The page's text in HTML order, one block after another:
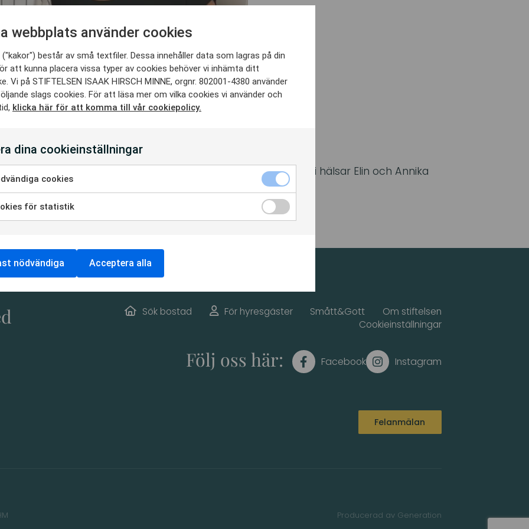
och Annika Wallinder (leg.sjukgymnast) på Stiftelsen. Vi hälsar Elin och Annika
Läs gärna artikeln i HirschNytt nr 2 2025.
Sök bostad För hyresgäster Smått&Gott
Om stiftelsen
Cookieinställningar
Följ oss här:
Felanmälan
Producerad av Generation
webbplats använder cookies
består av små textfiler. Dessa innehåller data som lagras på din
att kunna placera vissa typer av cookies behöver vi inhämta ditt
Vi på STIFTELSEN ISAAK HIRSCH MINNE, orgnr. 802001-4380 använder
slags cookies. För att läsa mer om vilka cookies vi använder och
klicka här för att komma till vår cookiepolicy.
dina cookieinställningar
cookies
för statistik
nödvändiga Acceptera alla